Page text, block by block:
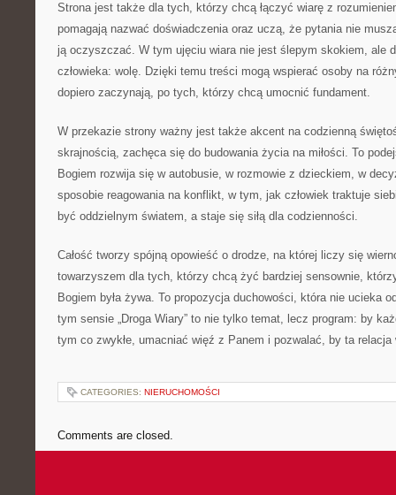
Strona jest także dla tych, którzy chcą łączyć wiarę z
pomagają nazwać doświadczenia oraz uczą, że pytania nie
ją oczyszczać. W tym ujęciu wiara nie jest ślepym skokiem, ale
człowieka: wolę. Dzięki temu treści mogą wspierać osoby na
dopiero zaczynają, po tych, którzy chcą umocnić fundament.
W przekazie strony ważny jest także akcent na codzienną
skrajnością, zachęca się do budowania życia na miłości. To
Bogiem rozwija się w autobusie, w rozmowie z dzieckiem, w
sposobie reagowania na konflikt, w tym, jak człowiek traktuje
być oddzielnym światem, a staje się siłą dla codzienności.
Całość tworzy spójną opowieść o drodze, na której liczy się
towarzyszem dla tych, którzy chcą żyć bardziej sensownie,
Bogiem była żywa. To propozycja duchowości, która nie ucieka
tym sensie „Droga Wiary” to nie tylko temat, lecz program: by
tym co zwykłe, umacniać więź z Panem i pozwalać, by ta relacja
CATEGORIES: NIERUCHOMOŚCI
Comments are closed.